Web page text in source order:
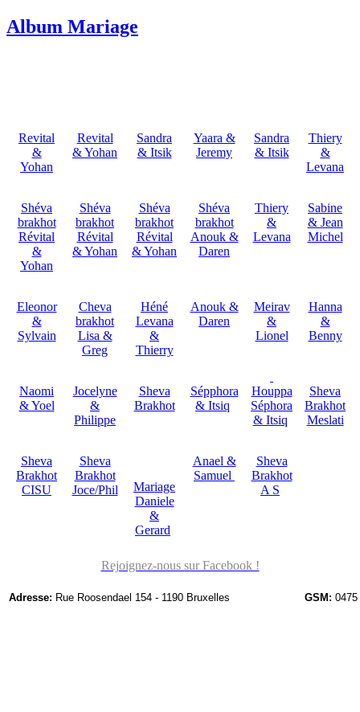
Album Mariage
Revital
&
Yohan
Revital
& Yohan
Sandra
& Itsik
Yaara &
Jeremy
Sandra
& Itsik
Thiery
&
Levana
Shéva
brakhot
Révital
&
Yohan
Shéva
brakhot
Révital
& Yohan
Shéva
brakhot
Révital
& Yohan
Shéva
brakhot
Anouk &
Daren
Thiery
&
Levana
Sabine
& Jean
Michel
Eleonor
&
Sylvain
Cheva
brakhot
Lisa &
Greg
Héné
Levana
&
Thierry
Anouk &
Daren
Meirav
&
Lionel
Hanna
&
Benny
Naomi
& Yoel
Jocelyne
&
Philippe
Sheva
Brakhot
Sépphora
& Itsiq
Houppa
Séphora
& Itsiq
Sheva
Brakhot
Meslati
Sheva
Brakhot
CISU
Sheva
Brakhot
Joce/Phil
Mariage
Daniele
&
Gerard
Anael &
Samuel
Sheva
Brakhot
A S
Rejoignez-nous sur Facebook !
Adresse: Rue Roosendael 154 - 1190 Bruxelles GSM: